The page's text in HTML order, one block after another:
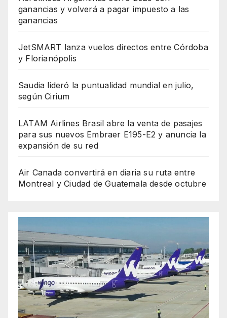
ganancias y volverá a pagar impuesto a las
ganancias
JetSMART lanza vuelos directos entre Córdoba
y Florianópolis
Saudia lideró la puntualidad mundial en julio,
según Cirium
LATAM Airlines Brasil abre la venta de pasajes
para sus nuevos Embraer E195-E2 y anuncia la
expansión de su red
Air Canada convertirá en diaria su ruta entre
Montreal y Ciudad de Guatemala desde octubre